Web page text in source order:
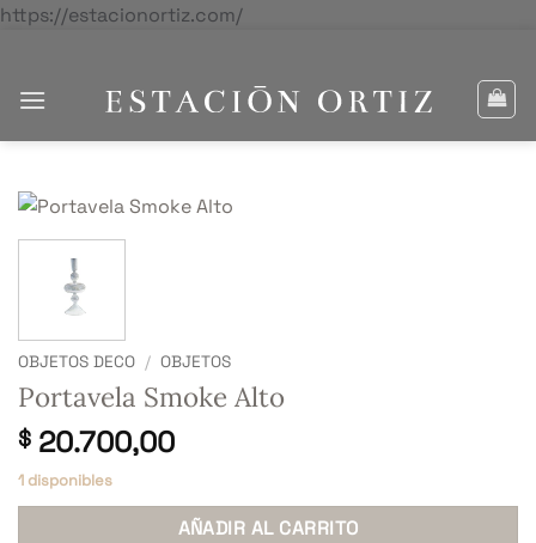
https://estacionortiz.com/Saltar
OBJETOS DECO / OBJETOS
Portavela Smoke Alto
$ 20.700,00
1 disponibles
AÑADIR AL CARRITO